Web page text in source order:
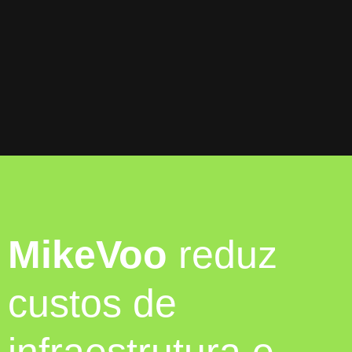
MikeVoo reduz
custos de